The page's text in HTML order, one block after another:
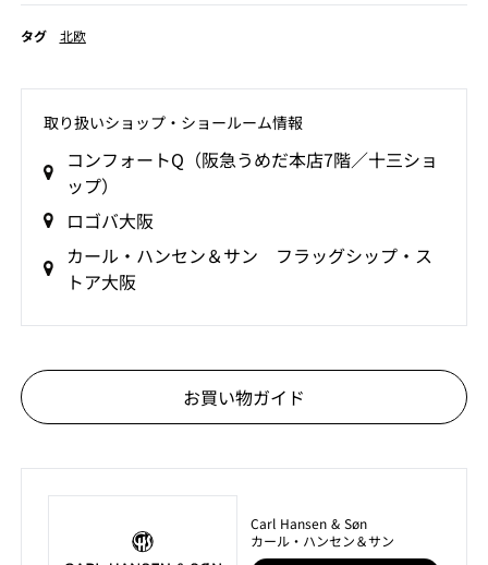
タグ 北欧
取り扱いショップ‧ショールーム情報
コンフォートQ（阪急うめだ本店7階／十三ショ
ップ）
ロゴバ大阪
カール・ハンセン＆サン フラッグシップ・ス
トア大阪
お買い物ガイド
Carl Hansen & Søn
カール・ハンセン＆サン